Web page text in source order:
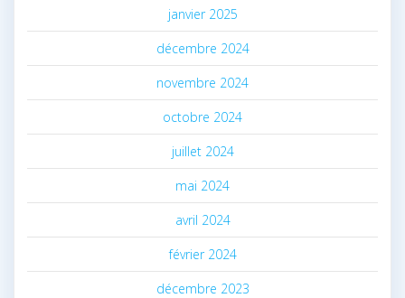
janvier 2025
décembre 2024
novembre 2024
octobre 2024
juillet 2024
mai 2024
avril 2024
février 2024
décembre 2023